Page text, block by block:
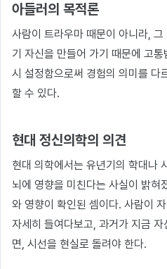
아들러의 목적론
사람이 트라우마 때문이 아니라,
기 자신을 만들어 가기 때문에 고
시 설정함으로써 경험의 의미를 다
할 수 있다.
현대 정신의학의 의견
현대 의학에서는 유년기의 학대나
뇌에 영향을 미친다는 사실이 밝혀
와 영향이 확인된 셈이다. 사람이
자세히 들여다보고, 과거가 지금
면, 시선을 현실로 돌려야 한다.